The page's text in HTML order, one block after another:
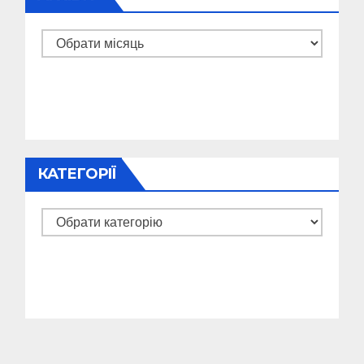
Архіви
КАТЕГОРІЇ
Категорії